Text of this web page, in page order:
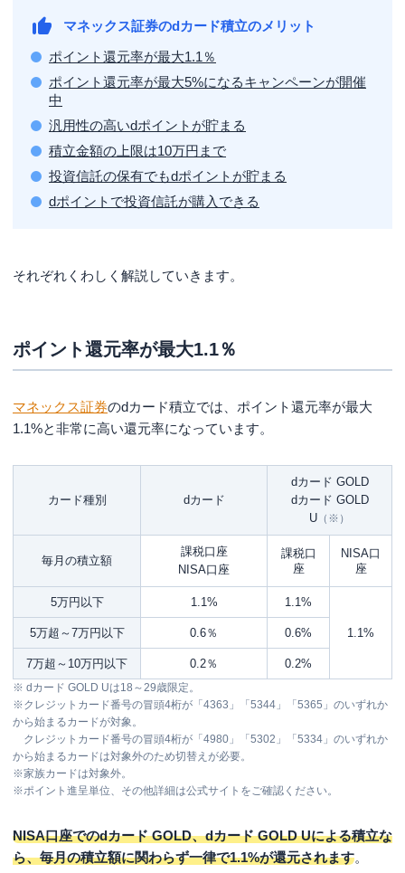
2.証券総合取引口座にログインしてファンドを選ぶ
3.口座区分を選ぶ
4.クレジットカードの情報を入力する
マネックス証券のクレカ積立の買付・約定・引き落とし
のスケジュールは？
まとめ
マネックス証券のdカード積立のメリット
ポイント還元率が最大1.1％
ポイント還元率が最大5%になるキャンペーンが開催
中
汎用性の高いdポイントが貯まる
積立金額の上限は10万円まで
投資信託の保有でもdポイントが貯まる
dポイントで投資信託が購入できる
それぞれくわしく解説していきます。
ポイント還元率が最大1.1％
マネックス証券のdカード積立では、ポイント還元率が最大
1.1%と非常に高い還元率になっています。
カード種別 dカード
dカード GOLD
dカード GOLD
U （※）
毎月の積立額
課税口座
NISA口座
課税口
座
NISA口
座
5万円以下 1.1% 1.1%
1.1%
5万超～7万円以下 0.6％ 0.6%
7万超～10万円以下 0.2％ 0.2%
※ dカード GOLD Uは18～29歳限定。
※クレジットカード番号の冒頭4桁が「4363」「5344」「5365」のいずれか
から始まるカードが対象。
クレジットカード番号の冒頭4桁が「4980」「5302」「5334」のいずれか
から始まるカードは対象外のため切替えが必要。
※家族カードは対象外。
※ポイント進呈単位、その他詳細は公式サイトをご確認ください。
NISA口座でのdカード GOLD、dカード GOLD Uによる積立な
ら、毎月の積立額に関わらず一律で1.1%が還元されます。